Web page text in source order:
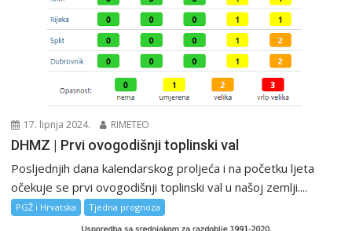
17. lipnja 2024. RIMETEO
DHMZ | Prvi ovogodišnji toplinski val
Posljednjih dana kalendarskog proljeća i na početku ljeta
očekuje se prvi ovogodišnji toplinski val u našoj zemlji....
PGŽ i Hrvatska Tjedna prognoza